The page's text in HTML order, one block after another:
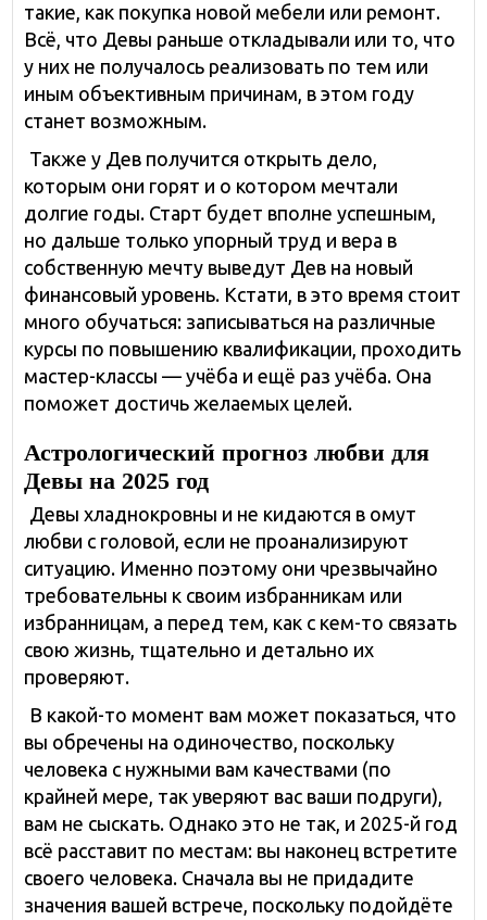
такие, как покупка новой мебели или ремонт.
Всё, что Девы раньше откладывали или то, что
у них не получалось реализовать по тем или
иным объективным причинам, в этом году
станет возможным.
Также у Дев получится открыть дело,
которым они горят и о котором мечтали
долгие годы. Старт будет вполне успешным,
но дальше только упорный труд и вера в
собственную мечту выведут Дев на новый
финансовый уровень. Кстати, в это время стоит
много обучаться: записываться на различные
курсы по повышению квалификации, проходить
мастер-классы — учёба и ещё раз учёба. Она
поможет достичь желаемых целей.
Астрологический прогноз любви для
Девы на 2025 год
Девы хладнокровны и не кидаются в омут
любви с головой, если не проанализируют
ситуацию. Именно поэтому они чрезвычайно
требовательны к своим избранникам или
избранницам, а перед тем, как с кем-то связать
свою жизнь, тщательно и детально их
проверяют.
В какой-то момент вам может показаться, что
вы обречены на одиночество, поскольку
человека с нужными вам качествами (по
крайней мере, так уверяют вас ваши подруги),
вам не сыскать. Однако это не так, и 2025-й год
всё расставит по местам: вы наконец встретите
своего человека. Сначала вы не придадите
значения вашей встрече, поскольку подойдёте